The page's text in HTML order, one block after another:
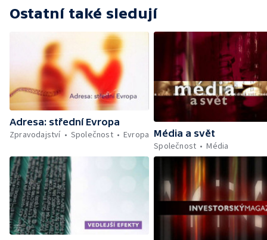
Ostatní také sledují
Adresa: střední Evropa
Zpravodajství
Společnost Evropa Média a svět
Společnost
Média